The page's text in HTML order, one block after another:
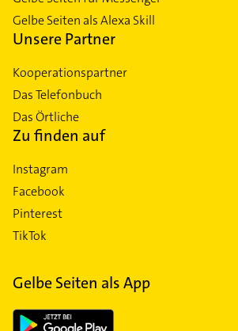
Gelbe Seiten als Alexa Skill
Unsere Partner
Kooperationspartner
Das Telefonbuch
Das Örtliche
Zu finden auf
Instagram
Facebook
Pinterest
TikTok
Gelbe Seiten als App